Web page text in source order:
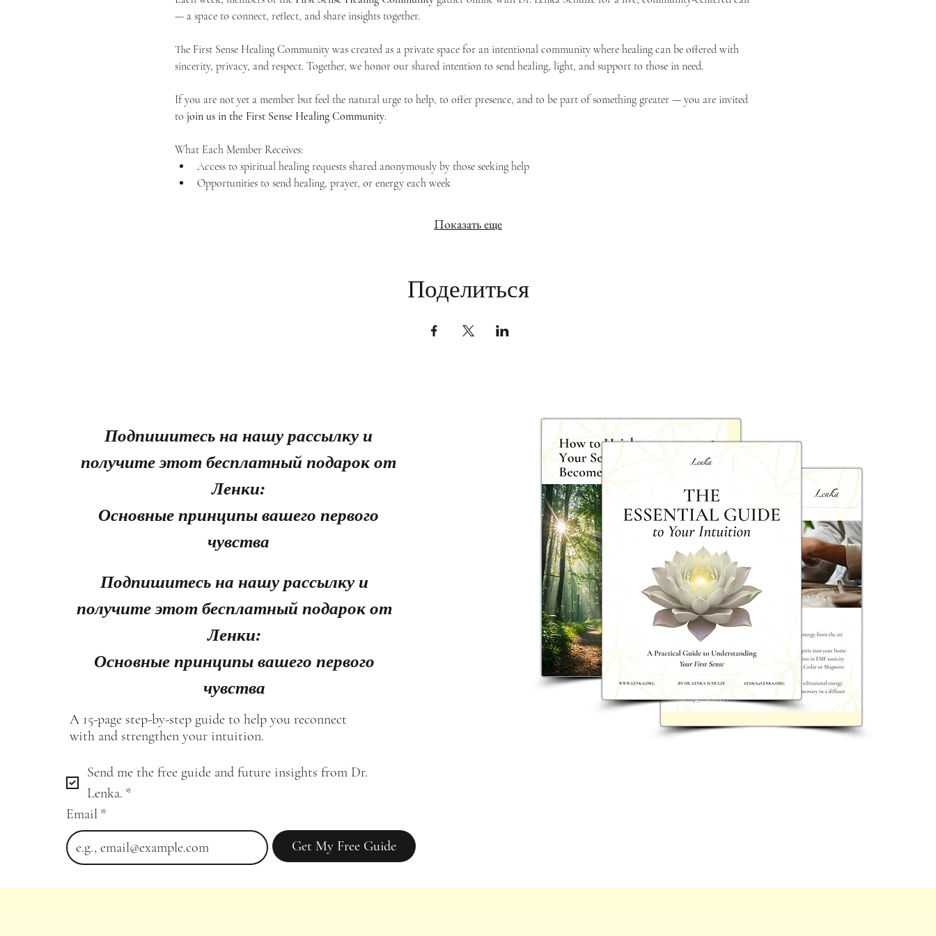
— a space to connect, reflect, and share insights together.
The First Sense Healing Community was created as a private space for an intentional community where healing can be offered with
sincerity, privacy, and respect. Together, we honor our shared intention to send healing, light, and support to those in need.
If you are not yet a member but feel the natural urge to help, to offer presence, and to be part of something greater — you are invited
to join us in the First Sense Healing Community.
What Each Member Receives:
Access to spiritual healing requests shared anonymously by those seeking help
Opportunities to send healing, prayer, or energy each week
Показать еще
Поделиться
Подпишитесь на нашу рассылку и
получите этот бесплатный подарок от
Ленки:
Основные принципы вашего первого
чувства
Подпишитесь на нашу рассылку и
получите этот бесплатный подарок от
Ленки:
Основные принципы вашего первого
чувства
A 15-page step-by-step guide to help you reconnect
with and strengthen your intuition.
Send me the free guide and future insights from Dr.
Lenka. *
Email *
Get My Free Guide